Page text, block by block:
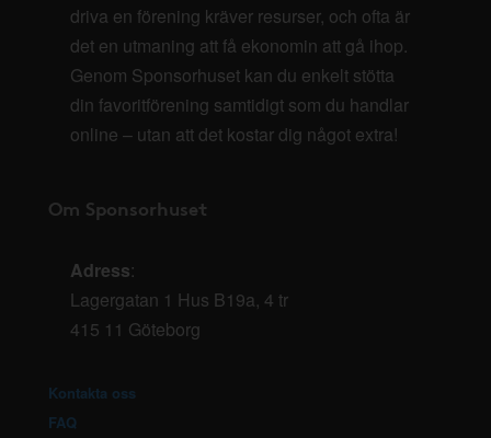
driva en förening kräver resurser, och ofta är
det en utmaning att få ekonomin att gå ihop.
Genom Sponsorhuset kan du enkelt stötta
din favoritförening samtidigt som du handlar
online – utan att det kostar dig något extra!
Om Sponsorhuset
Adress:
Lagergatan 1 Hus B19a, 4 tr
415 11 Göteborg
Kontakta oss
FAQ